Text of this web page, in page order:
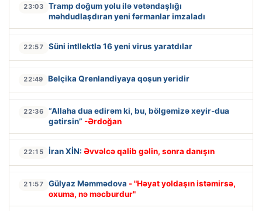
23:03
Tramp doğum yolu ilə vətəndaşlığı
məhdudlaşdıran yeni fərmanlar imzaladı
22:57 Süni intllektlə 16 yeni virus yaratdılar
22:49 Belçika Qrenlandiyaya qoşun yeridir
22:36
“Allaha dua edirəm ki, bu, bölgəmizə xeyir-dua
gətirsin” -Ərdoğan
22:15 İran XİN: Əvvəlcə qalib gəlin, sonra danışın
21:57 Gülyaz Məmmədova - "Həyat yoldaşın istəmirsə,
oxuma, nə məcburdur"